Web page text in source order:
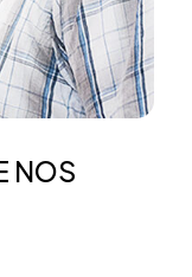
NOS